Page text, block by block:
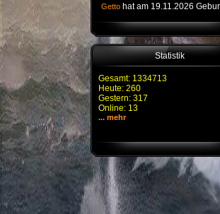
Getto hat am 19.11.2026
Statistik
Gesamt: 1334713
Heute: 260
Gestern: 317
Online: 13
... mehr